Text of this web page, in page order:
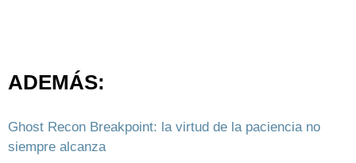
ADEMÁS:
Ghost Recon Breakpoint: la virtud de la paciencia no
siempre alcanza